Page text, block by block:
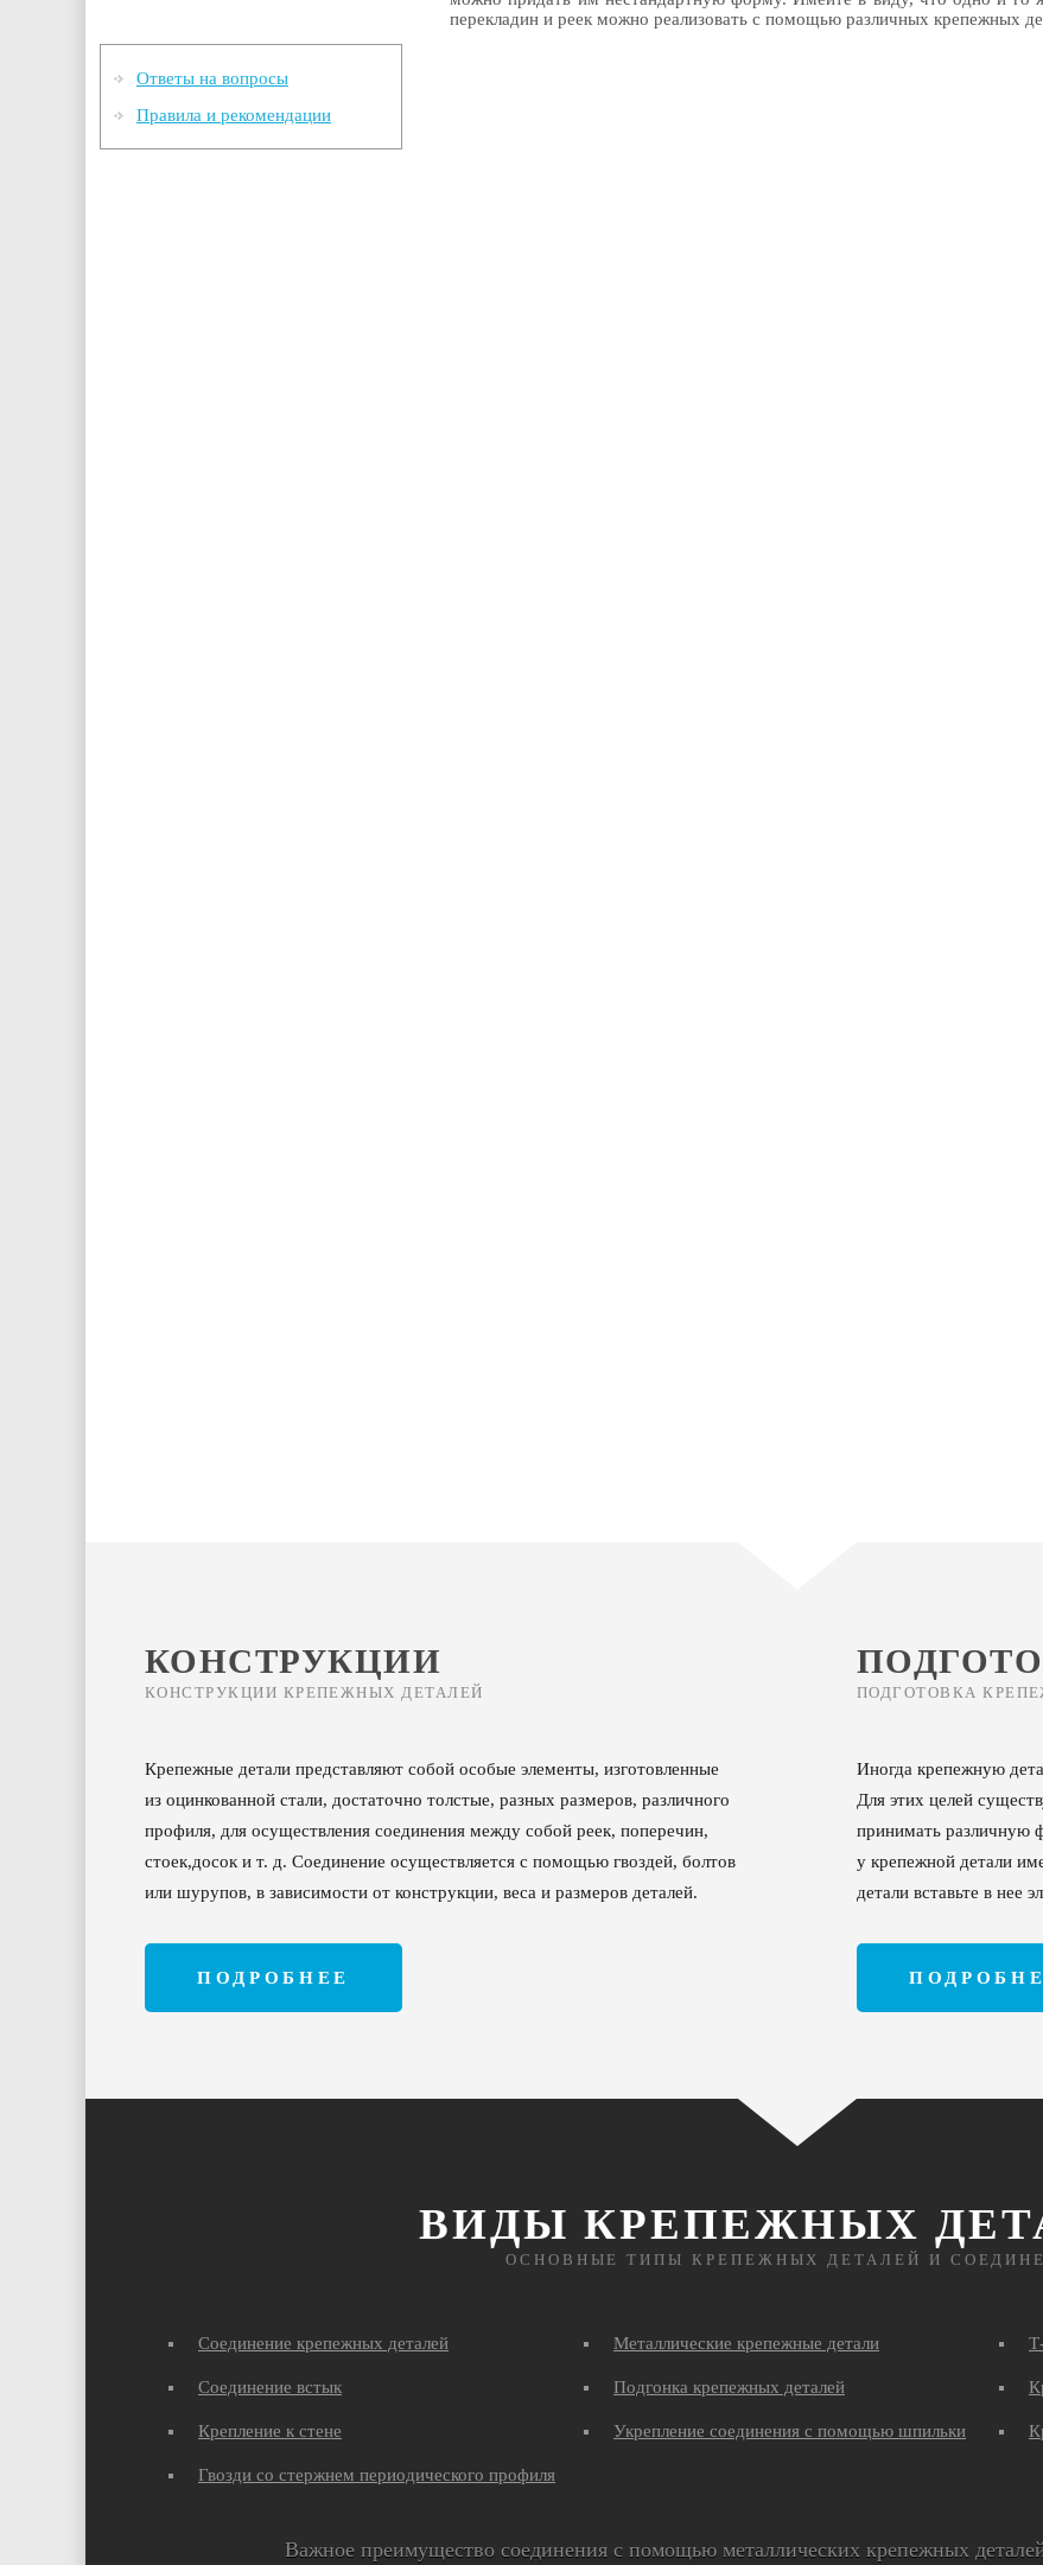
перекладин и реек можно реализовать с помощью различных крепежных
Ответы на вопросы
Правила и рекомендации
КОНСТРУКЦИИ
КОНСТРУКЦИИ КРЕПЕЖНЫХ ДЕТАЛЕЙ
Крепежные детали представляют собой особые элементы, изготовленные
из оцинкованной стали, достаточно толстые, разных размеров, различного
профиля, для осуществления соединения между собой реек, поперечин,
стоек,досок и т. д. Соединение осуществляется с помощью гвоздей, болтов
или шурупов, в зависимости от конструкции, веса и размеров деталей.
ПОДРОБНЕЕ
ПОДГОТОВКА
Иногда крепежную
Для этих целей
принимать различную
у крепежной детали
детали вставьте в нее
ВИДЫ КРЕПЕЖНЫХ
ОСНОВНЫЕ ТИПЫ КРЕПЕЖНЫХ ДЕТАЛЕЙ И
Соединение крепежных деталей Металлические крепежные детали
Соединение встык Подгонка крепежных деталей
Крепление к стене Укрепление соединения с помощью шпильки
Гвозди со стержнем периодического профиля
Важное преимущество соединения с помощью металлических крепежных